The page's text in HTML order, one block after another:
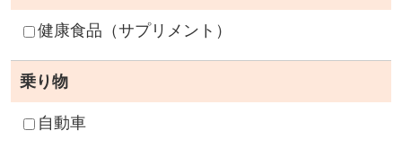
健康食品（サプリメント）
乗り物
自動車